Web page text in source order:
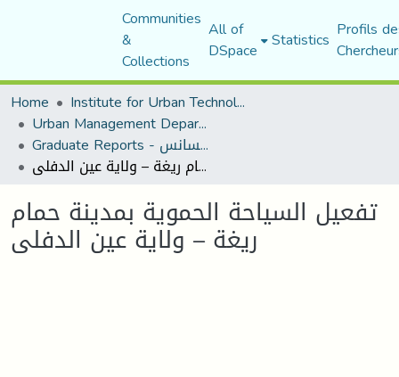
Communities
&
Collections
All of
DSpace Statistics Profils
Home
Institute for Urban Technology Management
Urban Management Department
Graduate Reports - تقارير الليسانس
تفعيل السياحة الحموية بمدينة حمام ريغة – ولاية عين الدفلى
تفعيل السياحة الحموية بمدينة حمام
ريغة – ولاية عين الدفلى